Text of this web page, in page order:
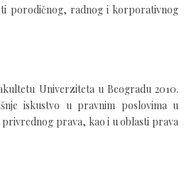
porodičnog, radnog i korporativnog
Univerziteta u Beogradu 2010.
iskustvo u pravnim poslovima u
prava, kao i u oblasti prava